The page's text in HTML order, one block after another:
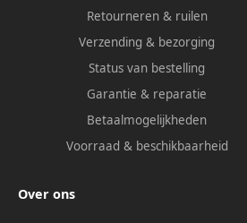
Retourneren & ruilen
Verzending & bezorging
Status van bestelling
Garantie & reparatie
Betaalmogelijkheden
Voorraad & beschikbaarheid
Over ons